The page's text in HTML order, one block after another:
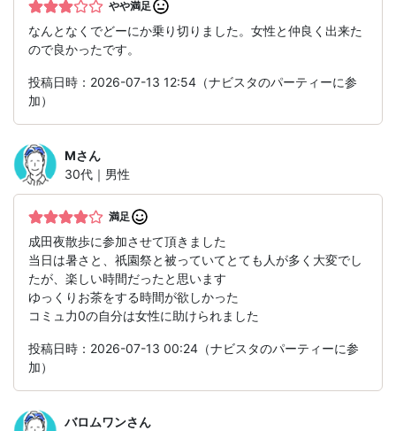
やや満足
なんとなくでどーにか乗り切りました。女性と仲良く出来た
ので良かったです。
投稿日時：2026-07-13 12:54（ナビスタのパーティーに参
加）
Mさん
30代｜男性
満足
成田夜散歩に参加させて頂きました
当日は暑さと、祇園祭と被っていてとても人が多く大変でし
たが、楽しい時間だったと思います
ゆっくりお茶をする時間が欲しかった
コミュ力0の自分は女性に助けられました
投稿日時：2026-07-13 00:24（ナビスタのパーティーに参
加）
バロムワンさん